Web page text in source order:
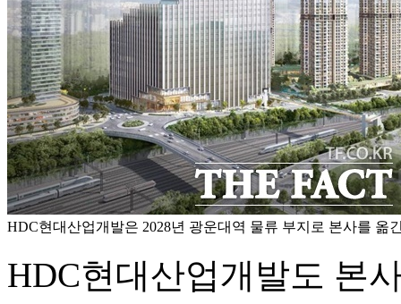
HDC현대산업개발은 2028년 광운대역 물류 부지로 본사를 옮
HDC현대산업개발도 본